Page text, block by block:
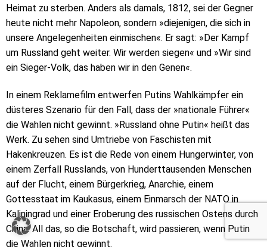
Heimat zu sterben. Anders als damals, 1812, sei der Gegner
heute nicht mehr Napoleon, sondern »diejenigen, die sich in
unsere Angelegenheiten einmischen«. Er sagt: »Der Kampf
um Russland geht weiter. Wir werden siegen« und »Wir sind
ein Sieger-Volk, das haben wir in den Genen«.
In einem Reklamefilm entwerfen Putins Wahlkämpfer ein
düsteres Szenario für den Fall, dass der »nationale Führer«
die Wahlen nicht gewinnt. »Russland ohne Putin« heißt das
Werk. Zu sehen sind Umtriebe von Faschisten mit
Hakenkreuzen. Es ist die Rede von einem Hungerwinter, von
einem Zerfall Russlands, von Hunderttausenden Menschen
auf der Flucht, einem Bürgerkrieg, Anarchie, einem
Gottesstaat im Kaukasus, einem Einmarsch der NATO in
Kaliningrad und einer Eroberung des russischen Ostens durch
China. All das, so die Botschaft, wird passieren, wenn Putin
die Wahlen nicht gewinnt.